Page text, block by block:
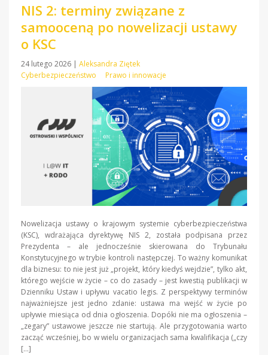
NIS 2: terminy związane z
samooceną po nowelizacji ustawy
o KSC
24 lutego 2026 | Aleksandra Ziętek
Cyberbezpieczeństwo
Prawo i innowacje
Nowelizacja ustawy o krajowym systemie cyberbezpieczeństwa
(KSC), wdrażająca dyrektywę NIS 2, została podpisana przez
Prezydenta – ale jednocześnie skierowana do Trybunału
Konstytucyjnego w trybie kontroli następczej. To ważny komunikat
dla biznesu: to nie jest już „projekt, który kiedyś wejdzie”, tylko akt,
którego wejście w życie – co do zasady – jest kwestią publikacji w
Dzienniku Ustaw i upływu vacatio legis. Z perspektywy terminów
najważniejsze jest jedno zdanie: ustawa ma wejść w życie po
upływie miesiąca od dnia ogłoszenia. Dopóki nie ma ogłoszenia –
„zegary” ustawowe jeszcze nie startują. Ale przygotowania warto
zacząć wcześniej, bo w wielu organizacjach sama kwalifikacja („czy
[…]